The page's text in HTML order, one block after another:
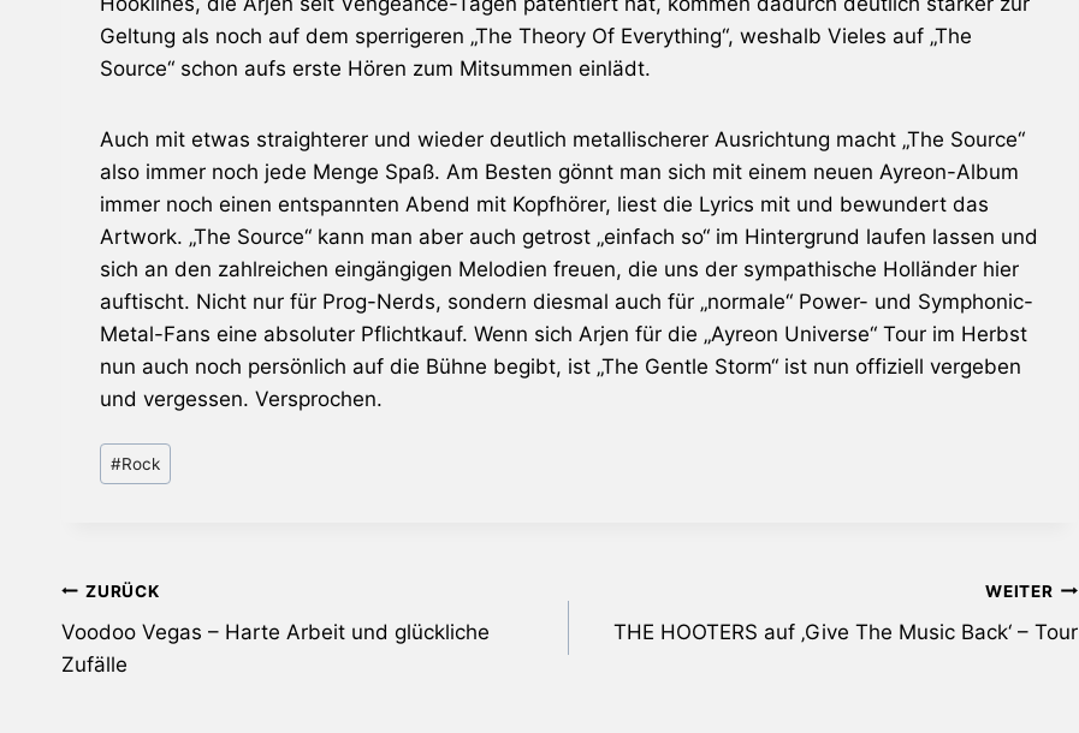
Geltung als noch auf dem sperrigeren „The Theory Of Everything“, weshalb Vieles auf „The
Source“ schon aufs erste Hören zum Mitsummen einlädt.
Auch mit etwas straighterer und wieder deutlich metallischerer Ausrichtung macht „The Source“
also immer noch jede Menge Spaß. Am Besten gönnt man sich mit einem neuen Ayreon-Album
immer noch einen entspannten Abend mit Kopfhörer, liest die Lyrics mit und bewundert das
Artwork. „The Source“ kann man aber auch getrost „einfach so“ im Hintergrund laufen lassen und
sich an den zahlreichen eingängigen Melodien freuen, die uns der sympathische Holländer hier
auftischt. Nicht nur für Prog-Nerds, sondern diesmal auch für „normale“ Power- und Symphonic-
Metal-Fans eine absoluter Pflichtkauf. Wenn sich Arjen für die „Ayreon Universe“ Tour im Herbst
nun auch noch persönlich auf die Bühne begibt, ist „The Gentle Storm“ ist nun offiziell vergeben
und vergessen. Versprochen.
Schlagworte:
#Rock
Beitragsnavigation
ZURÜCK
Voodoo Vegas – Harte Arbeit und glückliche
Zufälle
WEITER
THE HOOTERS auf ‚Give The Music Back‘ – Tour